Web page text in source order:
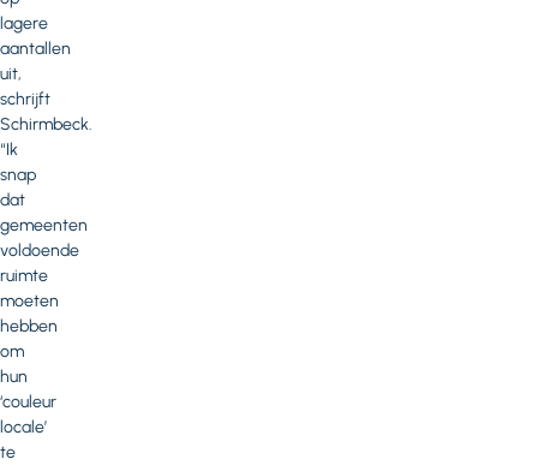
lagere
aantallen
uit,
schrijft
Schirmbeck.
“Ik
snap
dat
gemeenten
voldoende
ruimte
moeten
hebben
om
hun
‘couleur
locale’
te